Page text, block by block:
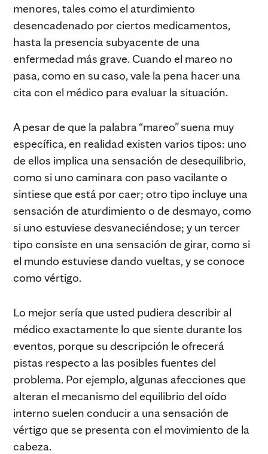
menores, tales como el aturdimiento
desencadenado por ciertos medicamentos,
hasta la presencia subyacente de una
enfermedad más grave. Cuando el mareo no
pasa, como en su caso, vale la pena hacer una
cita con el médico para evaluar la situación.
A pesar de que la palabra “mareo” suena muy
específica, en realidad existen varios tipos: uno
de ellos implica una sensación de desequilibrio,
como si uno caminara con paso vacilante o
sintiese que está por caer; otro tipo incluye una
sensación de aturdimiento o de desmayo, como
si uno estuviese desvaneciéndose; y un tercer
tipo consiste en una sensación de girar, como si
el mundo estuviese dando vueltas, y se conoce
como vértigo.
Lo mejor sería que usted pudiera describir al
médico exactamente lo que siente durante los
eventos, porque su descripción le ofrecerá
pistas respecto a las posibles fuentes del
problema. Por ejemplo, algunas afecciones que
alteran el mecanismo del equilibrio del oído
interno suelen conducir a una sensación de
vértigo que se presenta con el movimiento de la
cabeza.